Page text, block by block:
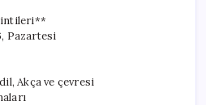
Pazartesi
Akça ve çevresi